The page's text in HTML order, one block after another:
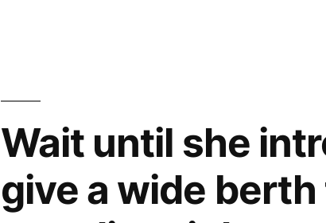
Wait until she
give a wide